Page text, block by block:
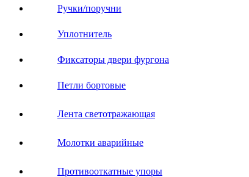
Ручки/поручни
Уплотнитель
Фиксаторы двери фургона
Петли бортовые
Лента светотражающая
Молотки аварийные
Противооткатные упоры